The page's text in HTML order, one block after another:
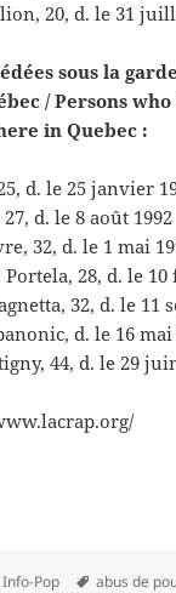
20, d. le 31
sous la
/ Persons
in Quebec :
d. le 25 janvier
d. le 8 août 1992
32, d. le 1 mai
28, d. le
32, d. le 11
d. le 16 mai
44, d. le 29
Categories
Info-Pop Tags
abus de